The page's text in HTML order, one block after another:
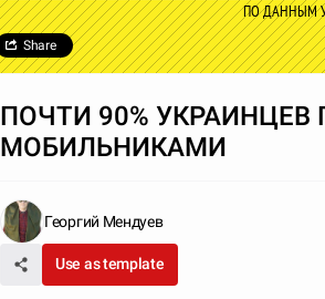
ПО ДАННЫМ
Share
ПОЧТИ 90%
МОБИЛЬНИКАМИ
Георгий Мендуев
Use as template